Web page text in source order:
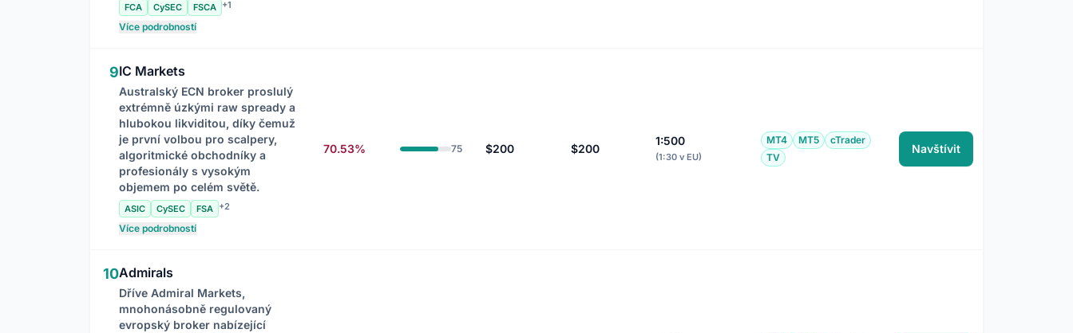
FCA CySEC FSCA +1
Více podrobností
9IC Markets
Australský ECN broker proslulý
extrémně úzkými raw spready a
hlubokou likviditou, díky čemuž
je první volbou pro scalpery,
algoritmické obchodníky a
profesionály s vysokým
objemem po celém světě.
ASIC CySEC FSA +2
Více podrobností
70.53% 75 $200 $200
1:500
(1:30 v EU)
MT4 MT5
cTrader
TV
Navštívit
10Admirals
Dříve Admiral Markets,
mnohonásobně regulovaný
evropský broker nabízející